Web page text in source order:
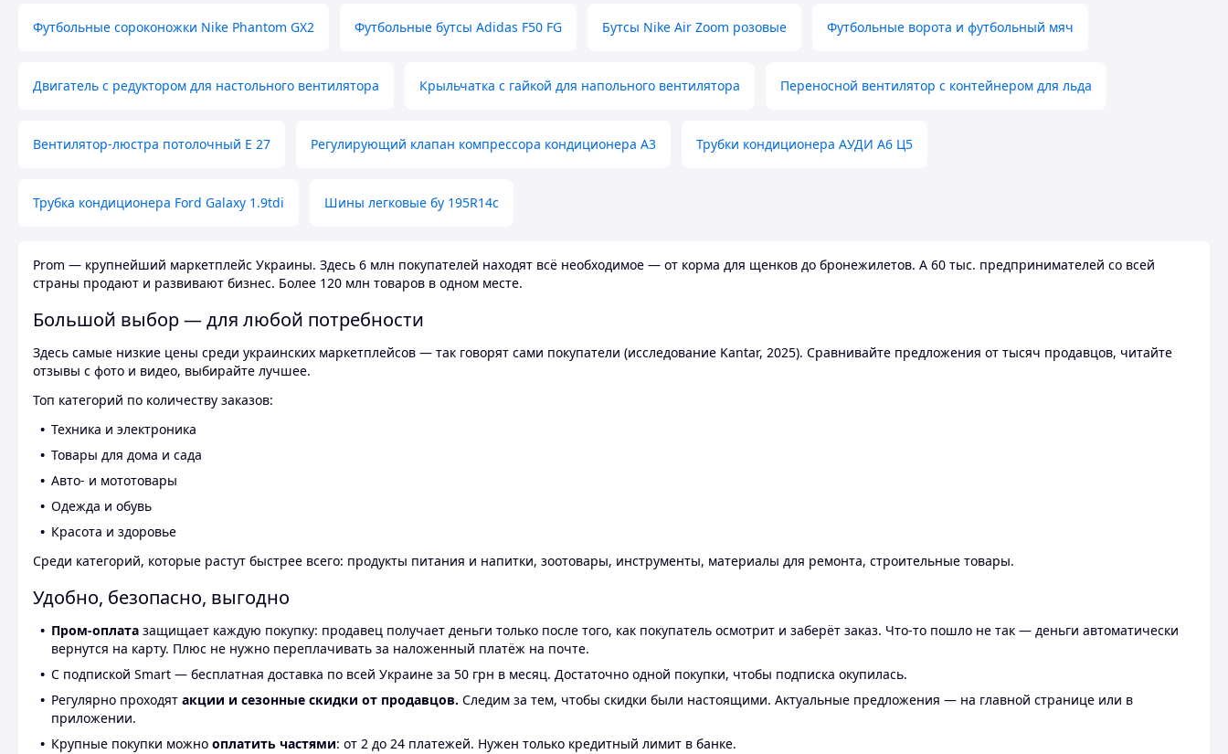
Футбольные сороконожки Nike Phantom GX2 Футбольные бутсы Adidas F50 FG Бутсы Nike Air Zoom розовые Футбольные ворота и футбольный мяч
Двигатель с редуктором для настольного вентилятора Крыльчатка с гайкой для напольного вентилятора Переносной вентилятор с контейнером для льда
Вентилятор-люстра потолочный E 27 Регулирующий клапан компрессора кондиционера А3 Трубки кондиционера АУДИ А6 Ц5
Трубка кондиционера Ford Galaxy 1.9tdi Шины легковые бу 195R14c
Prom — крупнейший маркетплейс Украины. Здесь 6 млн покупателей находят всё необходимое — от корма для щенков до бронежилетов. А 60 тыс. предпринимателей со всей
страны продают и развивают бизнес. Более 120 млн товаров в одном месте.
Большой выбор — для любой потребности
Здесь самые низкие цены среди украинских маркетплейсов — так говорят сами покупатели (исследование Kantar, 2025). Сравнивайте предложения от тысяч продавцов, читайте
отзывы с фото и видео, выбирайте лучшее.
Топ категорий по количеству заказов:
Техника и электроника
Товары для дома и сада
Авто- и мототовары
Одежда и обувь
Красота и здоровье
Среди категорий, которые растут быстрее всего: продукты питания и напитки, зоотовары, инструменты, материалы для ремонта, строительные товары.
Удобно, безопасно, выгодно
Пром-оплата защищает каждую покупку: продавец получает деньги только после того, как покупатель осмотрит и заберёт заказ. Что-то пошло не так — деньги автоматически
вернутся на карту. Плюс не нужно переплачивать за наложенный платёж на почте.
С подпиской Smart — бесплатная доставка по всей Украине за 50 грн в месяц. Достаточно одной покупки, чтобы подписка окупилась.
Регулярно проходят акции и сезонные скидки от продавцов. Следим за тем, чтобы скидки были настоящими. Актуальные предложения — на главной странице или в
приложении.
Крупные покупки можно оплатить частями: от 2 до 24 платежей. Нужен только кредитный лимит в банке.